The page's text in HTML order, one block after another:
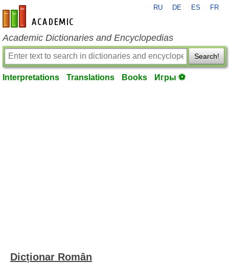
en-academic.com
RU DE ES FR
Academic Dictionaries and Encyclopedias
Search!
Interpretations Translations Books Игры ⚽
Dicționar Român